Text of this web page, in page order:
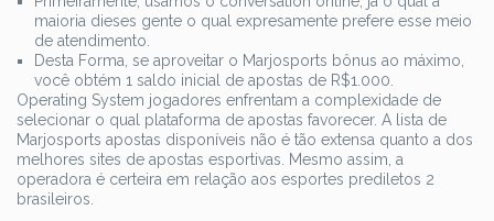
maioria dieses gente o qual expresamente prefere esse meio
de atendimento.
Desta Forma, se aproveitar o Marjosports bônus ao máximo,
você obtém 1 saldo inicial de apostas de R$1.000.
Operating System jogadores enfrentam a complexidade de
selecionar o qual plataforma de apostas favorecer. A lista de
Marjosports apostas disponíveis não é tão extensa quanto a dos
melhores sites de apostas esportivas. Mesmo assim, a
operadora é certeira em relação aos esportes prediletos 2
brasileiros.